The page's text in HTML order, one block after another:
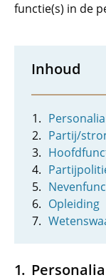
functie(s) in de
Inhoud
Personalia
Partij/
Opleiding
Personalia